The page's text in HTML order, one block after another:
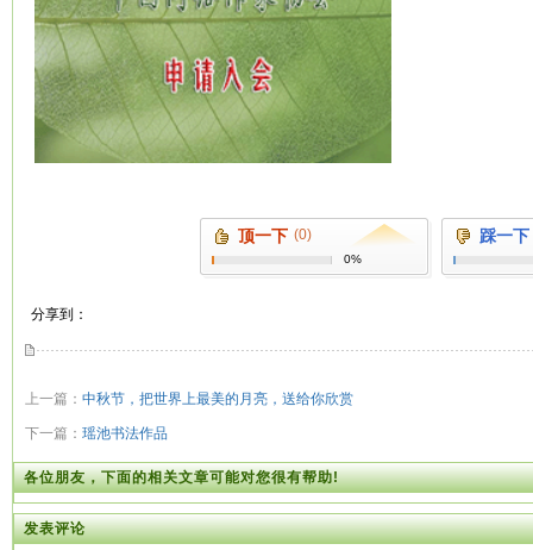
顶一下 (0)
0%
踩一下
分享到：
上一篇： 中秋节，把世界上最美的月亮，送给你欣赏
下一篇： 瑶池书法作品
各位朋友，下面的相关文章可能对您很有帮助!
发表评论